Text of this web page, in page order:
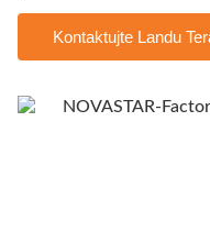
Kontaktujte Landu